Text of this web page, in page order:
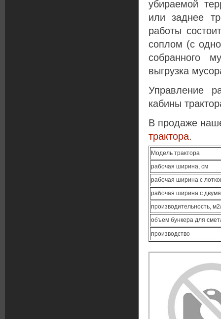
убираемой
или заднее
работы
соплом (с
собранного
выгрузка
Управление
кабины
В продаже
трактора.
Модель трактора
рабочая ширина, см
рабочая ширина с
рабочая ширина с
производительность,
объем бункера для
производство